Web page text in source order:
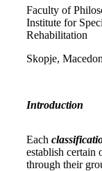
Faculty of
Institute for
Rehabilitation
Skopje,
Introduction
Each
establish certain
through their